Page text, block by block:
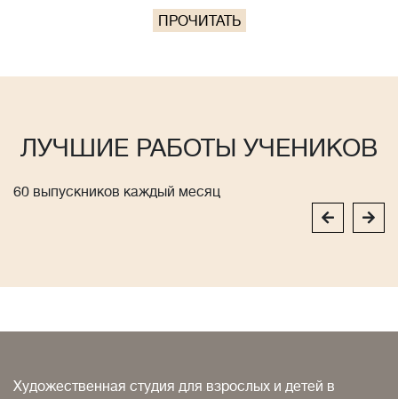
ПРОЧИТАТЬ
ЛУЧШИЕ РАБОТЫ УЧЕНИКОВ
60 выпускников каждый месяц
Художественная студия для взрослых и детей в